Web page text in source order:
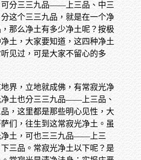
可分三三九品——上三品、中三
这个三三九品，就是在一个净
那么净土有多少净土呢？按极
土，大家要知道，这四种净土
见过，可是大家不留心的多
界，立地就成佛，有常寂光净
净土也分三三九品——上三品、
，这里都是那些明心见性，大
们，往生到这常寂光净土。虽
净土，可也三三九品——上三
三品。常寂光净土以下呢？是